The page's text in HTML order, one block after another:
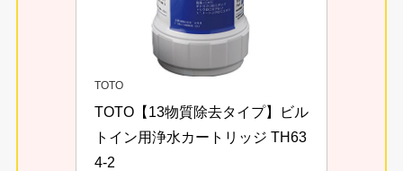
TOTO
TOTO【13物質除去タイプ】ビル
トイン用浄水カートリッジ TH63
4-2